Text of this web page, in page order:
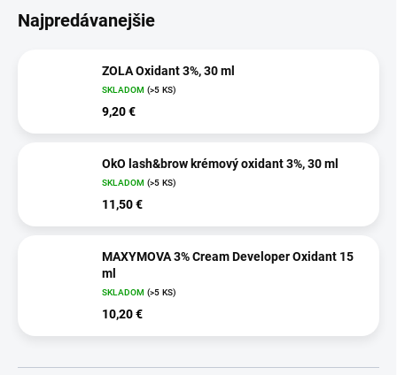
Najpredávanejšie
ZOLA Oxidant 3%, 30 ml
SKLADOM (>5 KS)
9,20 €
OkO lash&brow krémový oxidant 3%, 30 ml
SKLADOM (>5 KS)
11,50 €
MAXYMOVA 3% Cream Developer Oxidant 15
ml
SKLADOM (>5 KS)
10,20 €